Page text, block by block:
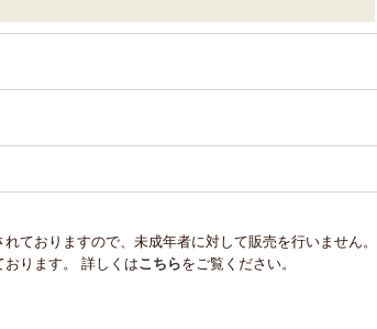
ておりますので、未成年者に対して販売を行いません。
ります。 詳しくはこちらをご覧ください。